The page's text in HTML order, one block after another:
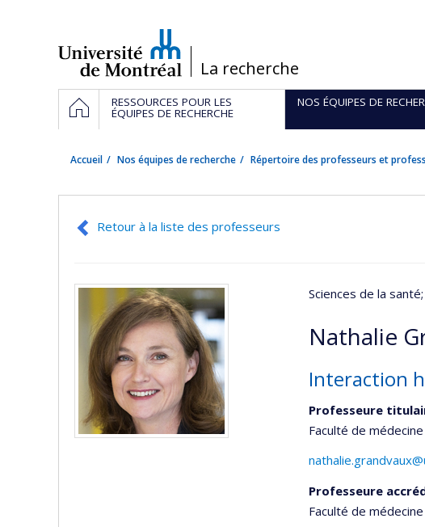
/La recherche
Navigation
principale
ACCUEILRESSOURCES POUR LES
ÉQUIPES DE RECHERCHE
NOS ÉQUIPES DE
Accueil Nos équipes de recherche Répertoire des professeurs et
Retour à la liste des professeurs
Sciences de la santé
Nathalie
Interaction
Professeure
Faculté de
Professeure
Faculté de